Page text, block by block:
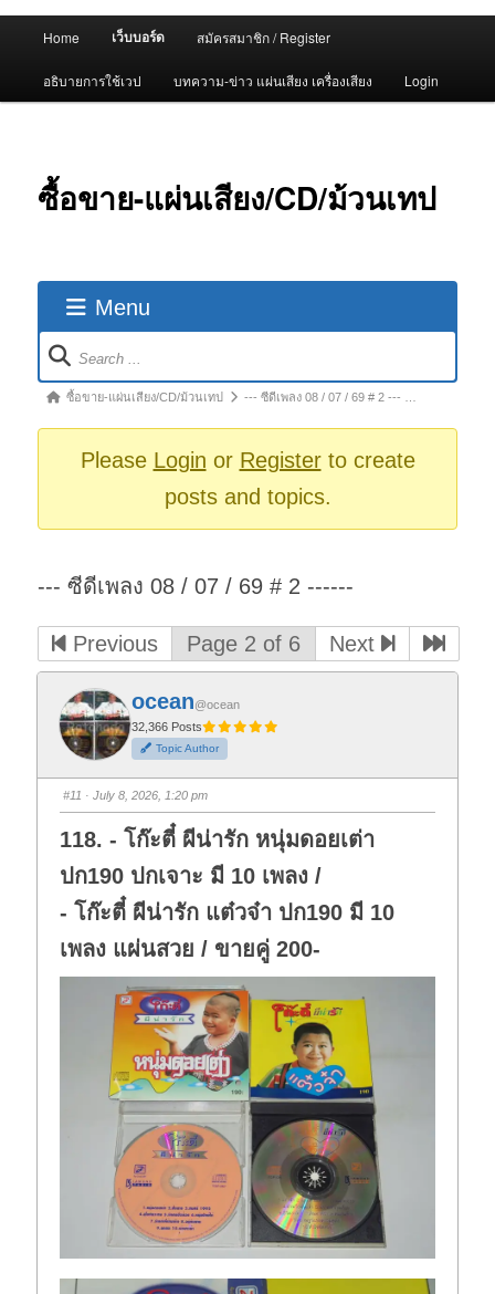
Home เว็บบอร์ด สมัครสมาชิก / Register
อธิบายการใช้เวป บทความ-ข่าว แผ่นเสียง เครื่องเสียง Login
ซื้อขาย-แผ่นเสียง/CD/ม้วนเทป
Menu
Forum
Navigation
Forumซื้อขาย-แผ่นเสียง/CD/ม้วนเทป --- ซีดีเพลง 08 / 07 / 69 # 2 --- …
Please Login or Registerto create
posts and topics.
--- ซีดีเพลง 08 / 07 / 69 # 2 ------
Previous Page 2 of 6 Next
ocean@ocean
32,366 Posts
Topic Author
#11 · July 8, 2026, 1:20 pm
118. - โก๊ะตี๋ ผีน่ารัก หนุ่มดอยเต่า
ปก190 ปกเจาะ มี 10 เพลง /
- โก๊ะตี๋ ผีน่ารัก แต๋วจ๋า ปก190 มี 10
เพลง แผ่นสวย / ขายคู่ 200-